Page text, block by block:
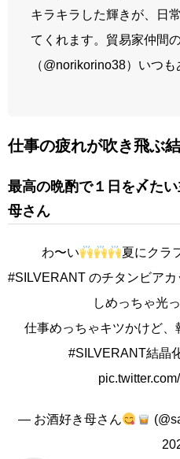
キラキラした輝きが、日
てくれます。貿易家仲間
（@norikorino38）いつも
仕事の疲れが吹き飛ぶ
最高の晩酌で１日を〆た
母さん
わ〜い
夏にクラ
#SILVERANT のチタンビアカ
しめっちゃ光
仕事めっちゃキツかけど、
#SILVERANT結晶
— お酒好き母さん